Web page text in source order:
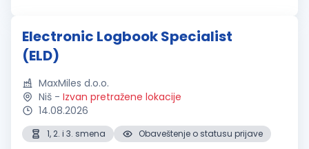
Electronic Logbook Specialist
(ELD)
MaxMiles d.o.o.
Niš - Izvan pretražene lokacije
14.08.2026
1, 2. i 3. smena
Obaveštenje o statusu prijave